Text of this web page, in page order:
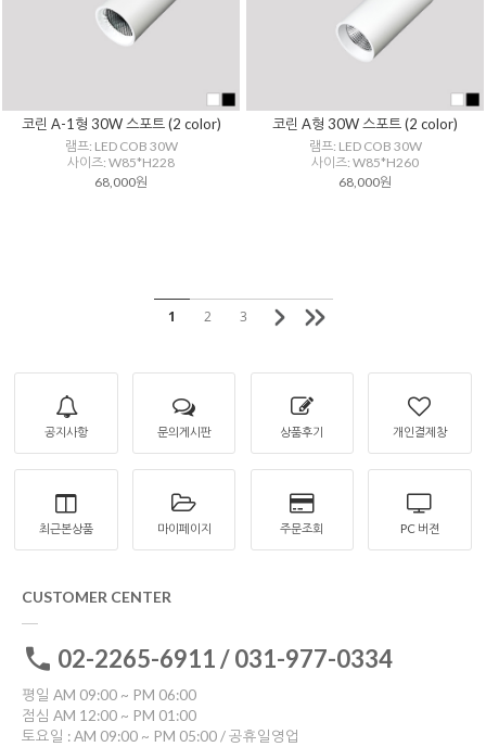
코린 A-1형 30W 스포트 (2 color)
램프: LED COB 30W
사이즈: W85*H228
68,000원
코린 A형 30W 스포트 (2 color)
램프: LED COB 30W
사이즈: W85*H260
68,000원
1 2 3
공지사항 문의게시판 상품후기 개인결제창
최근본상품 마이페이지 주문조회 PC 버젼
CUSTOMER CENTER
02-2265-6911 / 031-977-0334
평일 AM 09:00 ~ PM 06:00
점심 AM 12:00 ~ PM 01:00
토요일 : AM 09:00 ~ PM 05:00 / 공휴일영업